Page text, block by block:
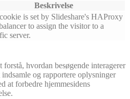
Beskrivelse
is set by Slideshare's HAProxy
to assign the visitor to a
server.
hvordan besøgende interagerer
og rapportere oplysninger
at forbedre hjemmesidens